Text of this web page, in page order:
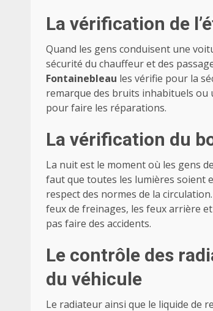
La vérification de
Quand les gens conduisent une
sécurité du chauffeur et des
Fontainebleau les vérifie pour la
remarque des bruits inhabituels ou
pour faire les réparations.
La vérification du
La nuit est le moment où les gens
faut que toutes les lumières soient
respect des normes de la
feux de freinages, les feux arrière
pas faire des accidents.
Le contrôle des
du véhicule
Le radiateur ainsi que le liquide de